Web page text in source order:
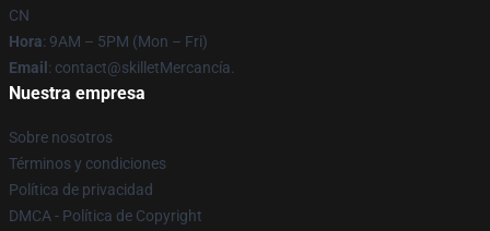
CN
Hora: 9AM – 5PM (Mon – Fri)
Email : contact@skilletMercancía.
Nuestra empresa
Sobre nosotros
Términos y condiciones
Política de privacidad
DMCA - Política de Copyright